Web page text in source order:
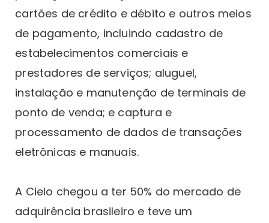
cartões de crédito e débito e outros meios
de pagamento, incluindo cadastro de
estabelecimentos comerciais e
prestadores de serviços; aluguel,
instalação e manutenção de terminais de
ponto de venda; e captura e
processamento de dados de transações
eletrônicas e manuais.
A Cielo chegou a ter 50% do mercado de
adquirência brasileiro e teve um